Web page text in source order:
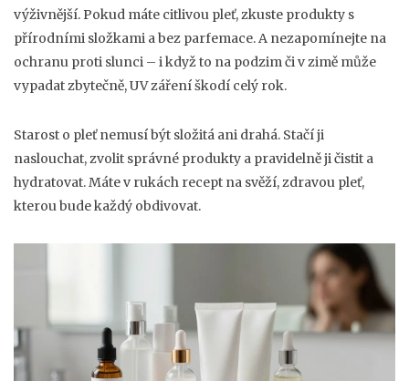
výživnější. Pokud máte citlivou pleť, zkuste produkty s
přírodními složkami a bez parfemace. A nezapomínejte na
ochranu proti slunci – i když to na podzim či v zimě může
vypadat zbytečně, UV záření škodí celý rok.
Starost o pleť nemusí být složitá ani drahá. Stačí ji
naslouchat, zvolit správné produkty a pravidelně ji čistit a
hydratovat. Máte v rukách recept na svěží, zdravou pleť,
kterou bude každý obdivovat.